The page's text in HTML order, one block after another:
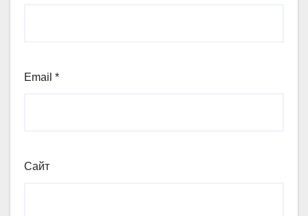
Email *
Сайт